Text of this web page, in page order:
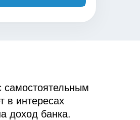
самостоятельным
в интересах
доход банка.